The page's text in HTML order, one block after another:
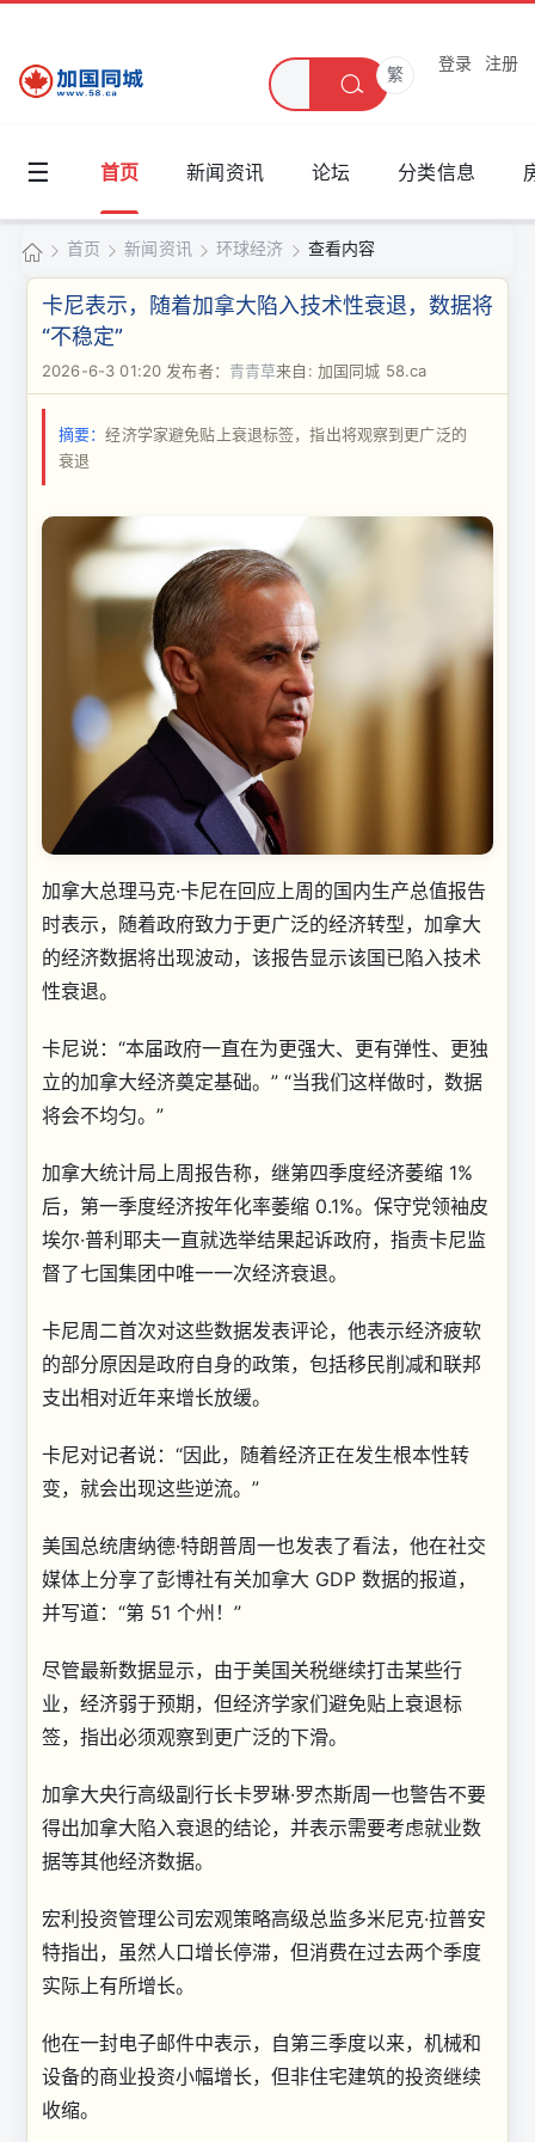
繁
登录 注册
☰ 首页 新闻资讯 论坛 分类信息
加
国
同
城
首页
›
新闻资讯 环球经济 查看内容
卡尼表示，随着加拿大陷入技术性衰退，数据将
“不稳定”
2026-6-3 01:20 发布者： 青青草来自: 加国同城 58.ca
摘要：经济学家避免贴上衰退标签，指出将观察到更广泛的
衰退
加拿大总理马克·卡尼在回应上周的国内生产总值报告
时表示，随着政府致力于更广泛的经济转型，加拿大
的经济数据将出现波动，该报告显示该国已陷入技术
性衰退。
卡尼说：“本届政府一直在为更强大、更有弹性、更独
立的加拿大经济奠定基础。” “当我们这样做时，数据
将会不均匀。”
加拿大统计局上周报告称，继第四季度经济萎缩 1%
后，第一季度经济按年化率萎缩 0.1%。保守党领袖皮
埃尔·普利耶夫一直就选举结果起诉政府，指责卡尼监
督了七国集团中唯一一次经济衰退。
卡尼周二首次对这些数据发表评论，他表示经济疲软
的部分原因是政府自身的政策，包括移民削减和联邦
支出相对近年来增长放缓。
卡尼对记者说：“因此，随着经济正在发生根本性转
变，就会出现这些逆流。”
美国总统唐纳德·特朗普周一也发表了看法，他在社交
媒体上分享了彭博社有关加拿大 GDP 数据的报道，
并写道：“第 51 个州！”
尽管最新数据显示，由于美国关税继续打击某些行
业，经济弱于预期，但经济学家们避免贴上衰退标
签，指出必须观察到更广泛的下滑。
加拿大央行高级副行长卡罗琳·罗杰斯周一也警告不要
得出加拿大陷入衰退的结论，并表示需要考虑就业数
据等其他经济数据。
宏利投资管理公司宏观策略高级总监多米尼克·拉普安
特指出，虽然人口增长停滞，但消费在过去两个季度
实际上有所增长。
他在一封电子邮件中表示，自第三季度以来，机械和
设备的商业投资小幅增长，​​但非住宅建筑的投资继续
收缩。